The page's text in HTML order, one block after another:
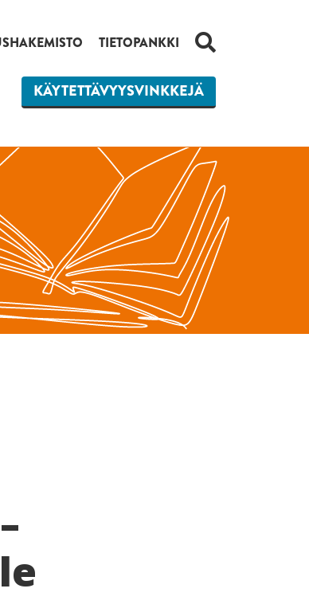
TIETOPANKKI HAKU
KÄYTETTÄVYYSVINKKEJÄ